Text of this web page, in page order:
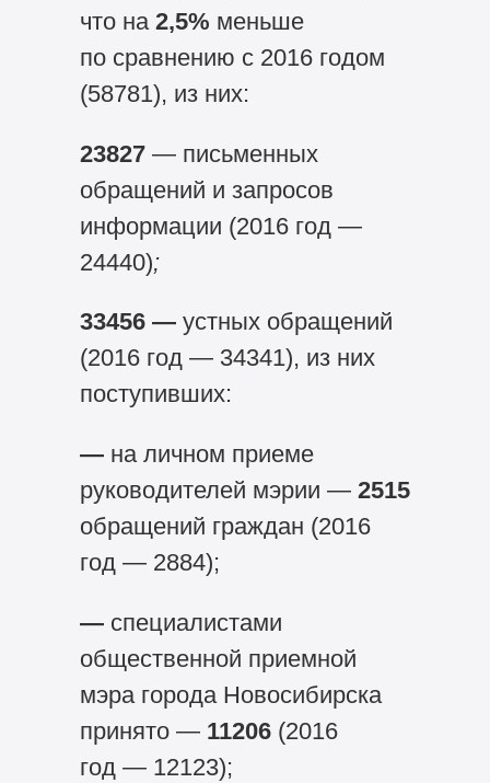
что на 2,5% меньше
по сравнению с 2016 годом
(58781), из них:
23827— письменных
обращений и запросов
информации (2016 год —
24440);
33456 — устных обращений
(2016 год — 34341), из них
поступивших:
— на личном приеме
руководителей мэрии — 2515
обращений граждан (2016
год — 2884);
— специалистами
общественной приемной
мэра города Новосибирска
принято — 11206 (2016
год — 12123);